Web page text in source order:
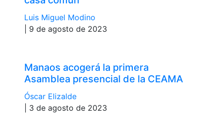
Luis Miguel Modino
| 9 de agosto de 2023
Manaos acogerá la primera
Asamblea presencial de la CEAMA
Óscar Elizalde
| 3 de agosto de 2023